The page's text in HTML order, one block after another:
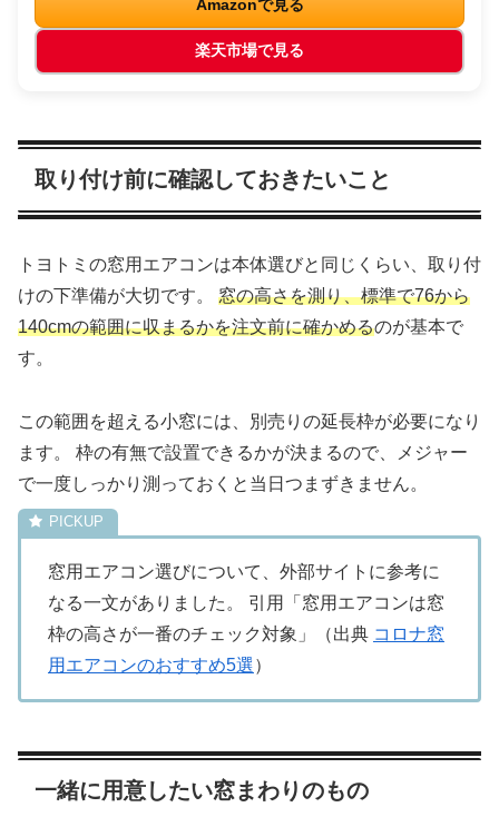
Amazonで見る
楽天市場で見る
取り付け前に確認しておきたいこと
トヨトミの窓用エアコンは本体選びと同じくらい、取り付
けの下準備が大切です。 窓の高さを測り、標準で76から
140cmの範囲に収まるかを注文前に確かめるのが基本で
す。
この範囲を超える小窓には、別売りの延長枠が必要になり
ます。 枠の有無で設置できるかが決まるので、メジャー
で一度しっかり測っておくと当日つまずきません。
窓用エアコン選びについて、外部サイトに参考に
なる一文がありました。 引用「窓用エアコンは窓
枠の高さが一番のチェック対象」（出典 コロナ窓
用エアコンのおすすめ5選）
一緒に用意したい窓まわりのもの